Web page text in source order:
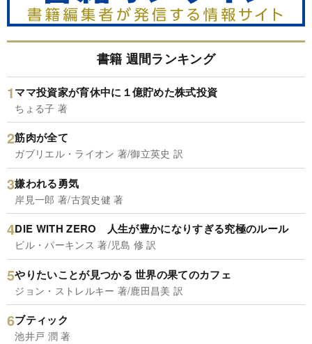
書籍 週間ランキング
ママ投資家が育休中に１億貯めた株式投資
ちょる子 著
筋肉が全て
ガブリエル・ライオン 著/御立英史 訳
嫌われる勇気
岸見一郎 著/古賀史健 著
DIE WITH ZERO 人生が豊かになりすぎる究極のルール
ビル・パーキンス 著/児島 修 訳
やりたいことが見つかる 世界の果てのカフェ
ジョン・ストレルキー 著/鹿田昌美 訳
ブティック
池井戸 潤 著